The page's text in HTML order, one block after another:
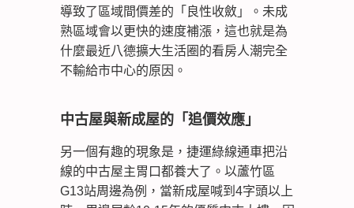
導致了區域間價差的「良性收斂」。未成
熟區域會以更快的速度補漲，這也就是為
什麼最近八德擴大生活圈的看房人潮完全
不輸給市中心的原因。
中古屋與新成屋的「追價效應」
另一個有趣的現象是，捷運綠線通車把沿
線的中古屋主胃口都養大了。以蘆竹區
G13站周邊為例，當新成屋喊到4字頭以上